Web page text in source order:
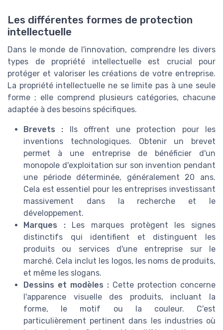
Les différentes formes de protection
intellectuelle
Dans le monde de l'innovation, comprendre les divers
types de propriété intellectuelle est crucial pour
protéger et valoriser les créations de votre entreprise.
La propriété intellectuelle ne se limite pas à une seule
forme ; elle comprend plusieurs catégories, chacune
adaptée à des besoins spécifiques.
Brevets : Ils offrent une protection pour les
inventions technologiques. Obtenir un brevet
permet à une entreprise de bénéficier d'un
monopole d'exploitation sur son invention pendant
une période déterminée, généralement 20 ans.
Cela est essentiel pour les entreprises investissant
massivement dans la recherche et le
développement.
Marques :Les marques protègent les signes
distinctifs qui identifient et distinguent les
produits ou services d'une entreprise sur le
marché. Cela inclut les logos, les noms de produits,
et même les slogans.
Dessins et modèles : Cette protection concerne
l'apparence visuelle des produits, incluant la
forme, le motif ou la couleur. C'est
particulièrement pertinent dans les industries où